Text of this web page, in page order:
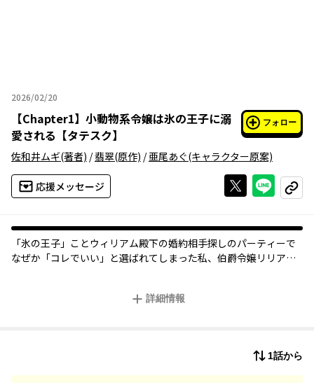
2026/02/20
2026年02月20日
【Chapter1】 小動物系令嬢は氷の王子に溺
愛される【タテスク】
フォロー
佐和井ムギ(著者) /翡翠(原作) /亜尾あぐ(キャラクター原案)
応援メッセージ Xで投稿する
ライン
コピー
「氷の王子」ことウィリアム殿下の婚約相手探しのパーティーで
なぜか「コレでいい」と選ばれてしまった私、伯爵令嬢リリアー
詳細情報
1話から